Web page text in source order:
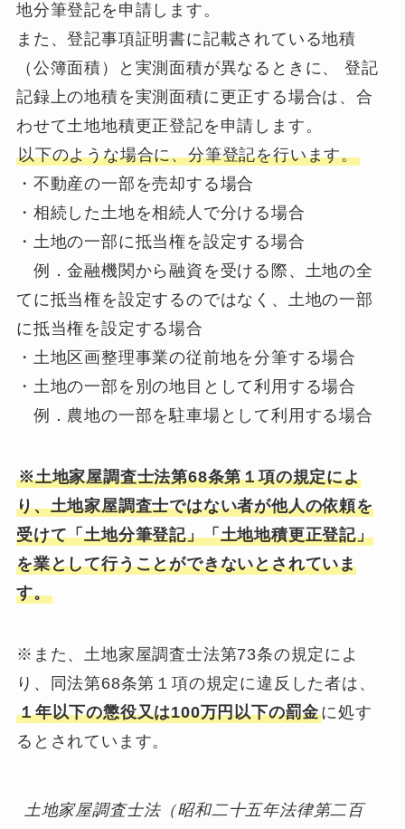
地分筆登記を申請します。
また、登記事項証明書に記載されている地積
（公簿面積）と実測面積が異なるときに、 登記
記録上の地積を実測面積に更正する場合は、合
わせて土地地積更正登記を申請します。
以下のような場合に、分筆登記を行います。
・不動産の一部を売却する場合
・相続した土地を相続人で分ける場合
・土地の一部に抵当権を設定する場合
例．金融機関から融資を受ける際、土地の全
てに抵当権を設定するのではなく、土地の一部
に抵当権を設定する場合
・土地区画整理事業の従前地を分筆する場合
・土地の一部を別の地目として利用する場合
例．農地の一部を駐車場として利用する場合
※土地家屋調査士法第68条第１項の規定によ
り、土地家屋調査士ではない者が他人の依頼を
受けて「土地分筆登記」「土地地積更正登記」
を業として行うことができないとされていま
す。
※また、土地家屋調査士法第73条の規定によ
り、同法第68条第１項の規定に違反した者は、
１年以下の懲役又は100万円以下の罰金に処す
るとされています。
土地家屋調査士法（昭和二十五年法律第二百